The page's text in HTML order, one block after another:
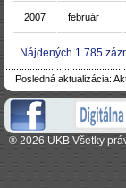
2007 február
Nájdených 1 785
Posledná aktualizácia:
® 2026 UKB Všetky